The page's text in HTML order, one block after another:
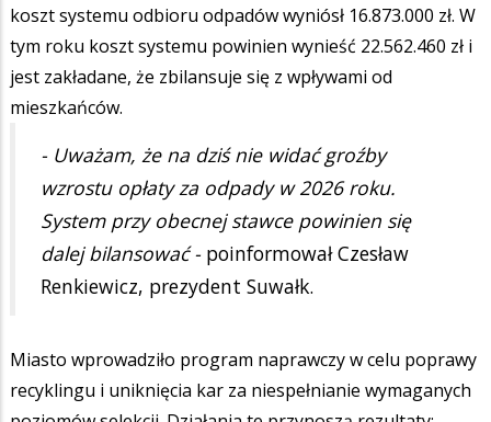
koszt systemu odbioru odpadów wyniósł 16.873.000 zł. W
tym roku koszt systemu powinien wynieść 22.562.460 zł i
jest zakładane, że zbilansuje się z wpływami od
mieszkańców.
- Uważam, że na dziś nie widać groźby
wzrostu opłaty za odpady w 2026 roku.
System przy obecnej stawce powinien się
dalej bilansować - poinformował Czesław
Renkiewicz, prezydent Suwałk.
Miasto wprowadziło program naprawczy w celu poprawy
recyklingu i uniknięcia kar za niespełnianie wymaganych